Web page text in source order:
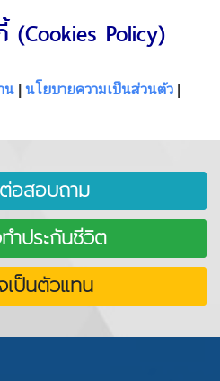
(Cookies Policy)
น |นโยบายความเป็นส่วนตัว |
อสอบถาม
ำประกันชีวิต
ป็นตัวแทน